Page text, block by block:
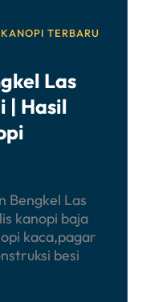
TERBARU
Las
| Hasil
Bengkel Las
kanopi baja
kaca,pagar
besi